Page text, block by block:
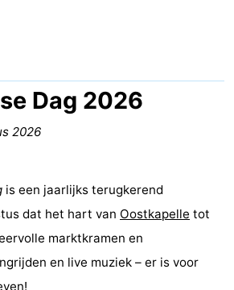
Dag 2026
2026
is een jaarlijks terugkerend
dat het hart van Oostkapelle tot
marktkramen en
en live muziek – er is voor